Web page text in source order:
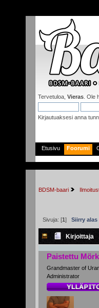
Tervetuloa, Vieras . Ole
Kirjautuaksesi anna
Etusivu Foorumi
BDSM-baari
Sivuja: [1] Siirry alas
Kirjoittaja
Paistettu
Grandmaster of
Administrator